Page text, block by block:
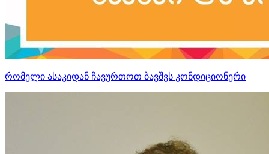
რომელი ასაკიდან ჩავურთოთ ბავშვს კონდიციონერი